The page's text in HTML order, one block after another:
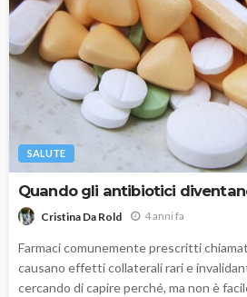
SALUTE
Quando gli antibiotici
Cristina Da Rold 4 anni fa
Farmaci comunemente prescritti
causano effetti collaterali rari e
cercando di capire perché, ma non è